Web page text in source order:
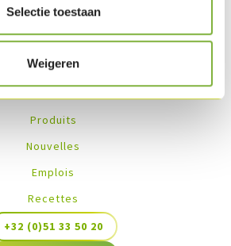
Selectie toestaan
Weigeren
Produits
Nouvelles
Emplois
Recettes
+32 (0)51 33 50 20